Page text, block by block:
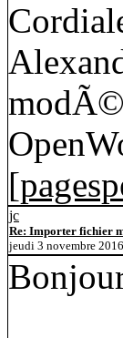
[
jc
Re: Importer fichier
jeudi 3 novembre